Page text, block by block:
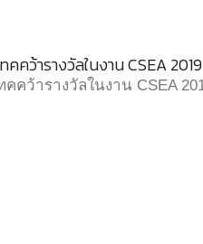
คว้ารางวัลในงาน CSEA 2019
คว้ารางวัลในงาน CSEA